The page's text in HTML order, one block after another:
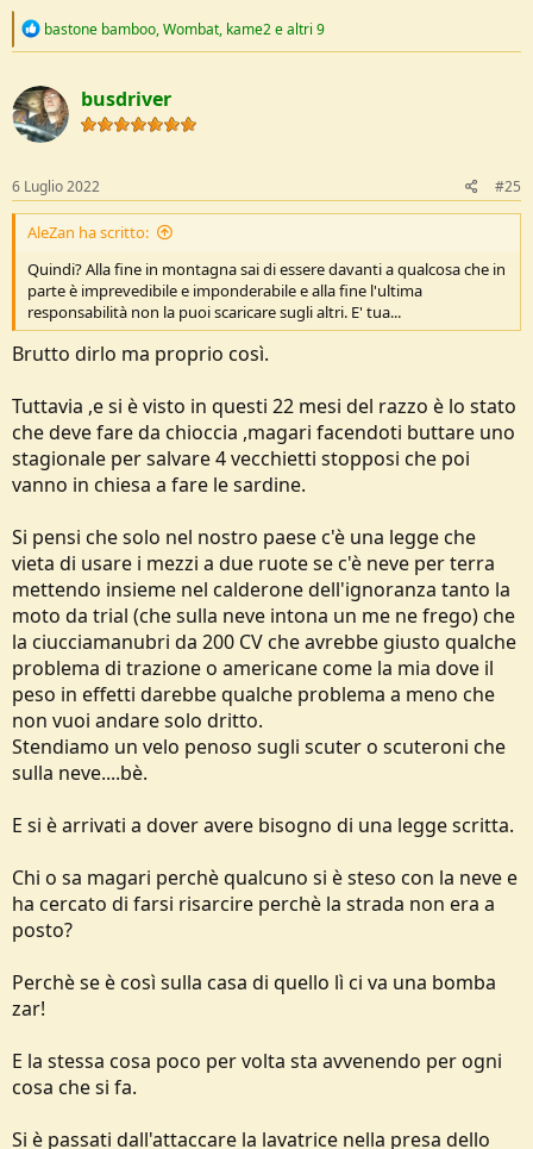
R
c
t
i
o
s
:
bastone bamboo,Wombat, kame2e altri 9
busdriver
6 Luglio 2022 #25
AleZan ha scritto:
Quindi? Alla fine in montagna sai di essere davanti a qualcosa che in
parte è imprevedibile e imponderabile e alla fine l'ultima
responsabilità non la puoi scaricare sugli altri. E' tua...
Brutto dirlo ma proprio così.
Tuttavia ,e si è visto in questi 22 mesi del razzo è lo stato
che deve fare da chioccia ,magari facendoti buttare uno
stagionale per salvare 4 vecchietti stopposi che poi
vanno in chiesa a fare le sardine.
Si pensi che solo nel nostro paese c'è una legge che
vieta di usare i mezzi a due ruote se c'è neve per terra
mettendo insieme nel calderone dell'ignoranza tanto la
moto da trial (che sulla neve intona un me ne frego) che
la ciucciamanubri da 200 CV che avrebbe giusto qualche
problema di trazione o americane come la mia dove il
peso in effetti darebbe qualche problema a meno che
non vuoi andare solo dritto.
Stendiamo un velo penoso sugli scuter o scuteroni che
sulla neve....bè.
E si è arrivati a dover avere bisogno di una legge scritta.
Chi o sa magari perchè qualcuno si è steso con la neve e
ha cercato di farsi risarcire perchè la strada non era a
posto?
Perchè se è così sulla casa di quello lì ci va una bomba
zar!
E la stessa cosa poco per volta sta avvenendo per ogni
cosa che si fa.
Si è passati dall'attaccare la lavatrice nella presa dello